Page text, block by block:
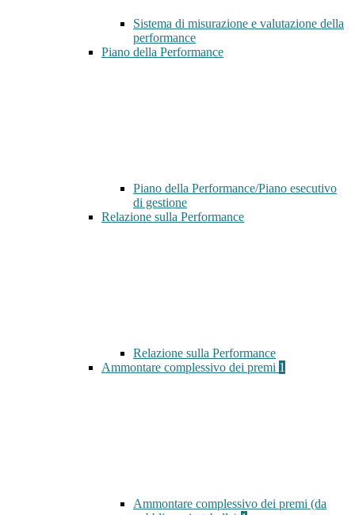
Sistema di misurazione e valutazione della
performance
Piano della Performance
Piano della Performance/Piano esecutivo
di gestione
Relazione sulla Performance
Relazione sulla Performance
Ammontare complessivo dei premi 1
Ammontare complessivo dei premi (da